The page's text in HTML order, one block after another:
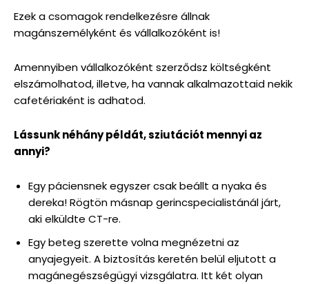
Ezek a csomagok rendelkezésre állnak
magánszemélyként és vállalkozóként is!
Amennyiben vállalkozóként szerződsz költségként
elszámolhatod, illetve, ha vannak alkalmazottaid nekik
cafetériaként is adhatod.
Lássunk néhány példát, sziutációt mennyi az
annyi?
Egy páciensnek egyszer csak beállt a nyaka és
dereka! Rögtön másnap gerincspecialistánál járt,
aki elküldte CT-re.
Egy beteg szerette volna megnézetni az
anyajegyeit. A biztosítás keretén belül eljutott a
magánegészségügyi vizsgálatra. Itt két olyan